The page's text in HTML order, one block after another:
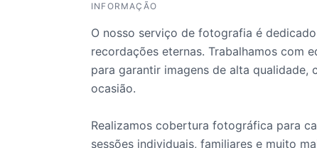
INFORMAÇÃO
O nosso serviço de fotografia é
recordações eternas. Trabalhamos com
para garantir imagens de alta qualidade,
ocasião.
Realizamos cobertura fotográfica para
sessões individuais, familiares e muito